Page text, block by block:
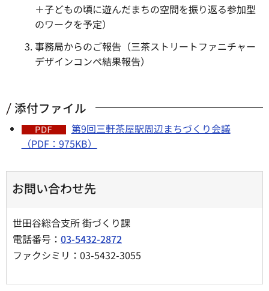
＋子どもの頃に遊んだまちの空間を振り返る参加型
のワークを予定）
事務局からのご報告（三茶ストリートファニチャー
デザインコンペ結果報告）
添付ファイル
第9回三軒茶屋駅周辺まちづくり会議
（PDF：975KB）
お問い合わせ先
世田谷総合支所 街づくり課
電話番号： 03-5432-2872
ファクシミリ：03-5432-3055